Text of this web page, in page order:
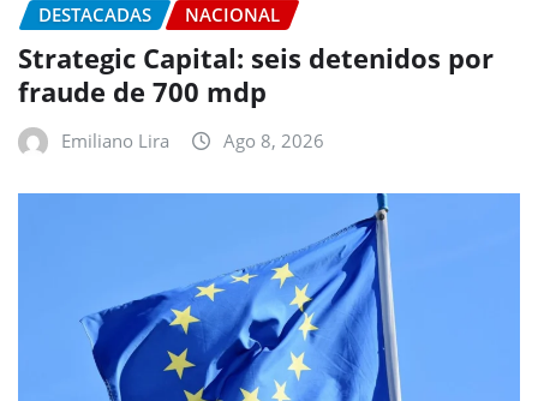
DESTACADAS NACIONAL
Strategic Capital: seis detenidos por
fraude de 700 mdp
Emiliano Lira Ago 8, 2026